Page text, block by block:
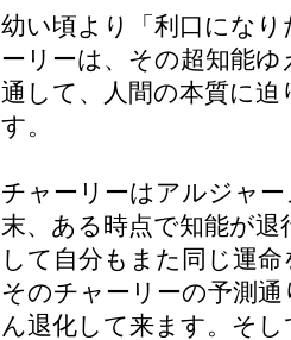
幼い頃より「利口にな
ーリーは、その超知能
通して、人間の本質に
す。
チャーリーはアルジャ
末、ある時点で知能が
して自分もまた同じ運
そのチャーリーの予測
ん退化して来ます。そ